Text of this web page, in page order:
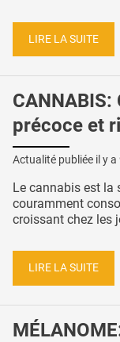
LIRE LA SUITE
précoce et
Actualité publiée il y a
Le cannabis est la
couramment
croissant chez les
LIRE LA SUITE